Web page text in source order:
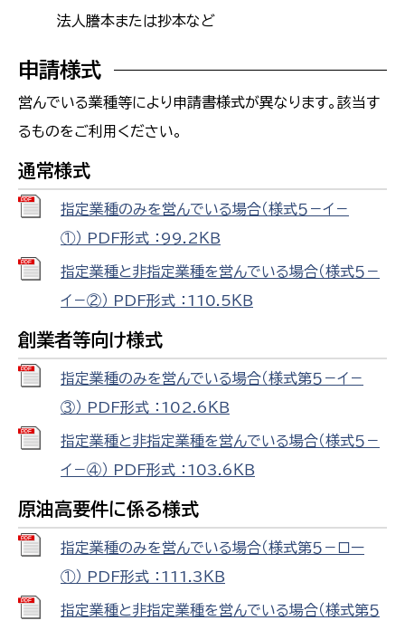
法人謄本または抄本など
申請様式
営んでいる業種等により申請書様式が異なります。該当す
るものをご利用ください。
通常様式
指定業種のみを営んでいる場合（様式５－イ－
①） PDF形式 ：99.2ＫＢ
指定業種と非指定業種を営んでいる場合（様式５－
イ－②） PDF形式 ：110.5ＫＢ
創業者等向け様式
指定業種のみを営んでいる場合（様式第５－イ－
③） PDF形式 ：102.6ＫＢ
指定業種と非指定業種を営んでいる場合（様式５－
イ－④） PDF形式 ：103.6ＫＢ
原油高要件に係る様式
指定業種のみを営んでいる場合（様式第５－ロー
①） PDF形式 ：111.3ＫＢ
指定業種と非指定業種を営んでいる場合（様式第５